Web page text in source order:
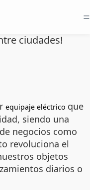
=
ciudades!
equipaje eléctrico que
siendo una
negocios como
revoluciona el
objetos
diarios o